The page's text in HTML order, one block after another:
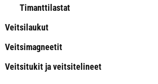
Timanttilastat
Veitsilaukut
Veitsimagneetit
Veitsitukit ja veitsitelineet